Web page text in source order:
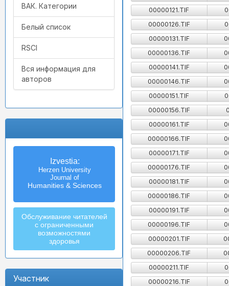
ВАК. Категории
Белый список
RSCI
Вся информация для
авторов
Izvestia:
Herzen University
Journal of
Humanities & Sciences
Обслуживание читателей
с ограниченными
возможностями
здоровья
Участник
00000121.TIF
00000126.TIF
00000131.TIF
00000136.TIF
00000141.TIF
00000146.TIF
00000151.TIF
00000156.TIF
00000161.TIF
00000166.TIF
00000171.TIF
00000176.TIF
00000181.TIF
00000186.TIF
00000191.TIF
00000196.TIF
00000201.TIF
00000206.TIF
00000211.TIF
00000216.TIF